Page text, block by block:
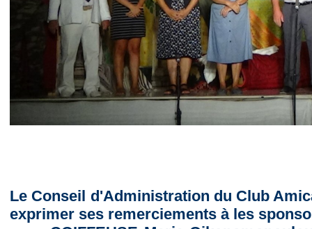
Le Conseil d'Administration du Club
exprimer ses remerciements à les